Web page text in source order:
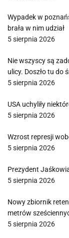
Wypadek w
brała w nim udział
5 sierpnia 2026
Nie wszyscy są
ulicy. Doszło tu do
5 sierpnia 2026
USA uchyliły
5 sierpnia 2026
Wzrost represji
5 sierpnia 2026
Prezydent
5 sierpnia 2026
Nowy zbiornik
metrów
5 sierpnia 2026